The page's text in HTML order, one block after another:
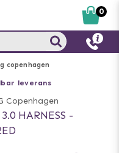
copenhagen
leverans
Copenhagen
HARNESS -
0